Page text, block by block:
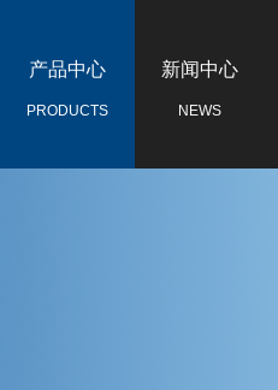
产品中心
PRODUCTS
新闻中心
NEWS